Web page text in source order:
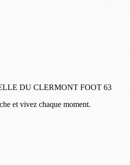
DU CLERMONT FOOT 63
et vivez chaque moment.